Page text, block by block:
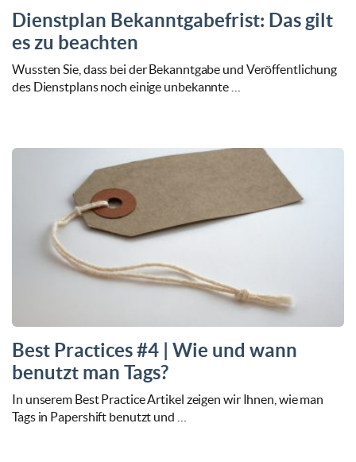
Dienstplan Bekanntgabefrist: Das gilt
es zu beachten
Wussten Sie, dass bei der Bekanntgabe und Veröffentlichung
des Dienstplans noch einige unbekannte …
Best Practices #4 | Wie und wann
benutzt man Tags?
In unserem Best Practice Artikel zeigen wir Ihnen, wie man
Tags in Papershift benutzt und …